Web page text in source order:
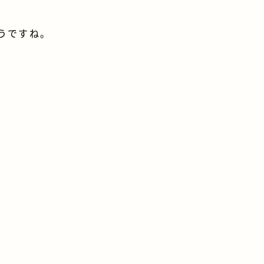
すね。